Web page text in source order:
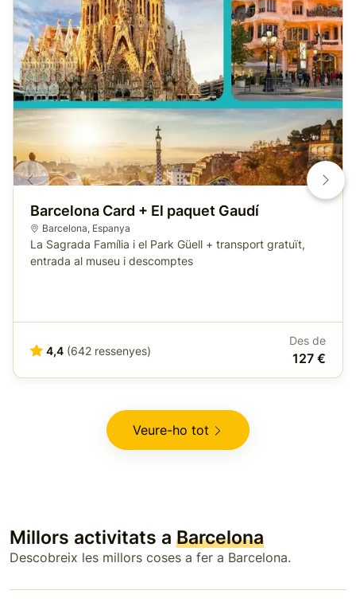
Barcelona Card + El paquet Gaudí
Barcelona, Espanya
La Sagrada Família i el Park Güell + transport gratuït,
entrada al museu i descomptes
4,4 (642 ressenyes)
Des de
127 €
Veure-ho tot
Millors activitats a Barcelona
Descobreix les millors coses a fer a Barcelona.